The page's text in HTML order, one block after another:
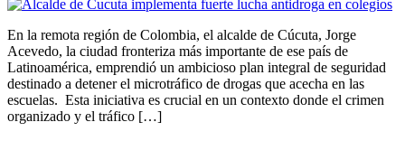
En la remota región de Colombia, el alcalde de Cúcuta, Jorge
Acevedo, la ciudad fronteriza más importante de ese país de
Latinoamérica, emprendió un ambicioso plan integral de seguridad
destinado a detener el microtráfico de drogas que acecha en las
escuelas. Esta iniciativa es crucial en un contexto donde el crimen
organizado y el tráfico […]